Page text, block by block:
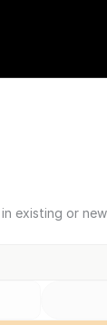
existing or new